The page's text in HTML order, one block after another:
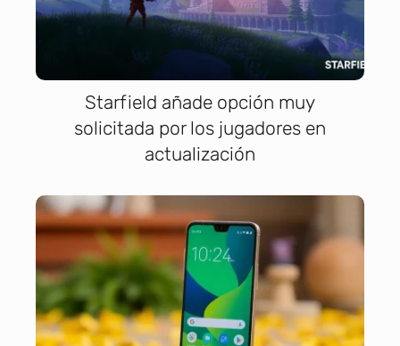
Starfield añade opción muy
solicitada por los jugadores en
actualización